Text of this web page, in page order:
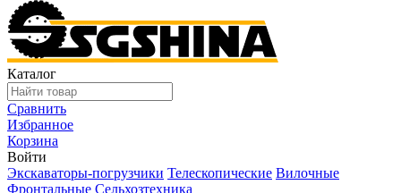
Каталог
Сравнить
Избранное
Корзина
Войти
Экскаваторы-погрузчики Телескопические Вилочные
Фронтальные Сельхозтехника